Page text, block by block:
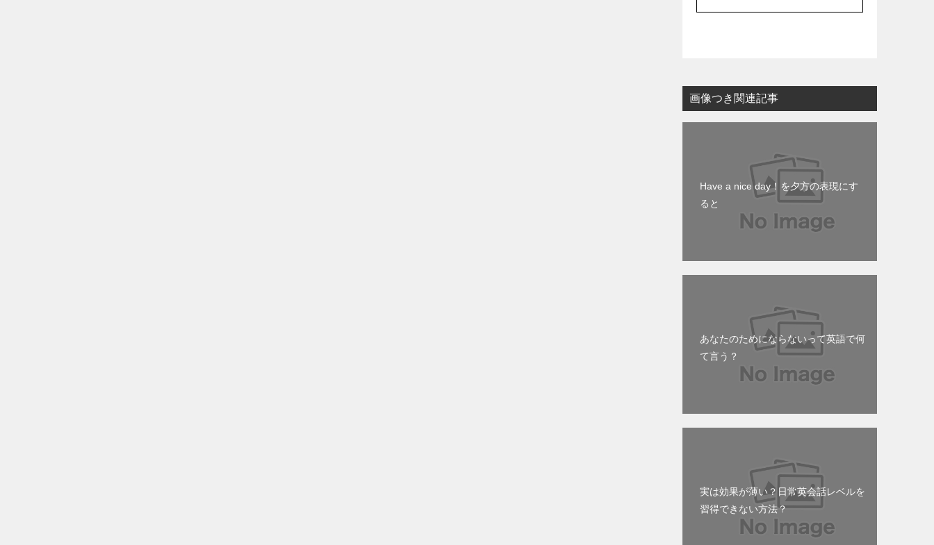
画像つき関連記事
Have a nice day！を夕方の表現にす
ると
あなたのためにならないって英語で何
て言う？
実は効果が薄い？日常英会話レベルを
習得できない方法？